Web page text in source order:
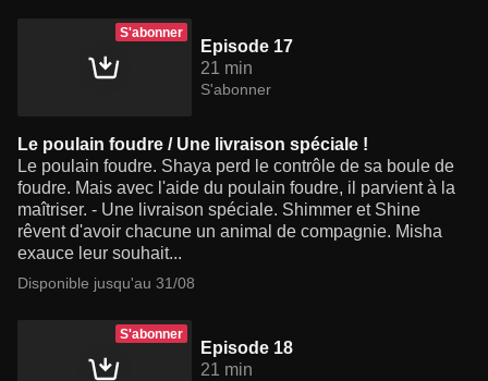
S'abonner
Episode 17
21 min
S'abonner
Le poulain foudre / Une livraison spéciale !
Le poulain foudre. Shaya perd le contrôle de sa boule de
foudre. Mais avec l'aide du poulain foudre, il parvient à la
maîtriser. - Une livraison spéciale. Shimmer et Shine
rêvent d'avoir chacune un animal de compagnie. Misha
exauce leur souhait...
Disponible jusqu'au 31/08
S'abonner
Episode 18
21 min